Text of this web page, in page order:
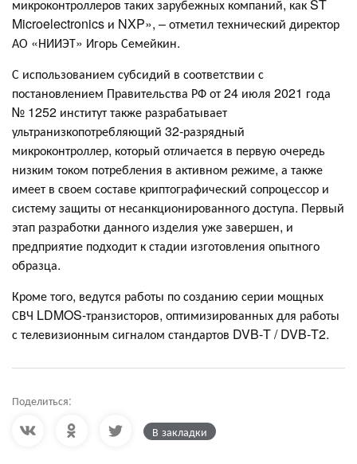
микроконтроллеров таких зарубежных компаний, как ST
Microelectronics и NXP», – отметил технический директор
АО «НИИЭТ» Игорь Семейкин.
С использованием субсидий в соответствии с
постановлением Правительства РФ от 24 июля 2021 года
№ 1252 институт также разрабатывает
ультранизкопотребляющий 32‑разрядный
микроконтроллер, который отличается в первую очередь
низким током потребления в активном режиме, а также
имеет в своем составе криптографический сопроцессор и
систему защиты от несанкционированного доступа. Первый
этап разработки данного изделия уже завершен, и
предприятие подходит к стадии изготовления опытного
образца.
Кроме того, ведутся работы по созданию серии мощных
СВЧ LDMOS-транзисторов, оптимизированных для работы
с телевизионным сигналом стандартов DVB‑T / DVB‑T2.
Поделиться:
В закладки